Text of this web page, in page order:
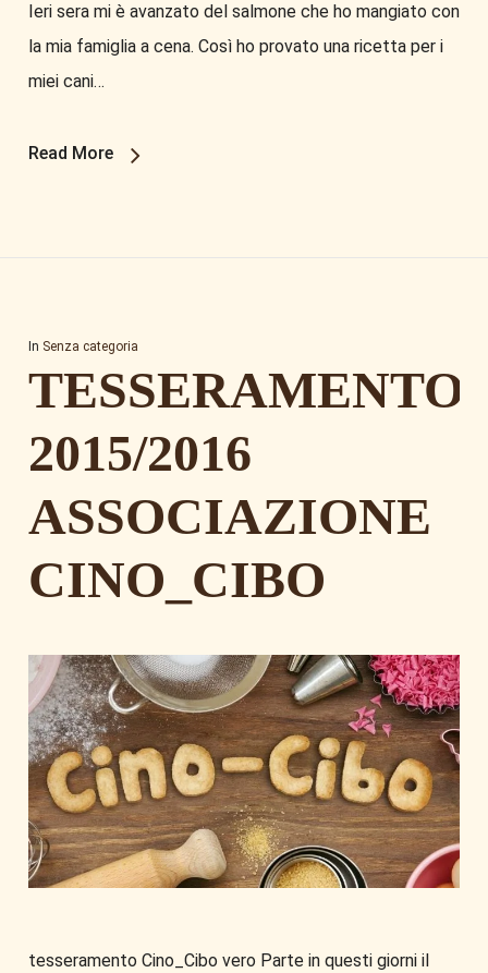
Ieri sera mi è avanzato del salmone che ho mangiato con
la mia famiglia a cena. Così ho provato una ricetta per i
miei cani…
Read More
In Senza categoria
TESSERAMENTO
2015/2016
ASSOCIAZIONE
CINO_CIBO
tesseramento Cino_Cibo vero Parte in questi giorni il